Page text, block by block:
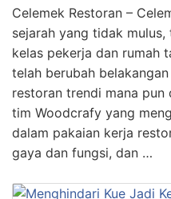
Celemek Restoran –
sejarah yang tidak
kelas pekerja dan rumah
telah berubah
restoran trendi mana pun
tim Woodcrafy yang
dalam pakaian kerja
gaya dan fungsi, dan …